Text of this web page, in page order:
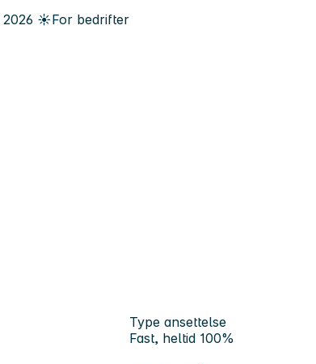
2026 ☀️For bedrifter
Type ansettelse
Fast, heltid 100%